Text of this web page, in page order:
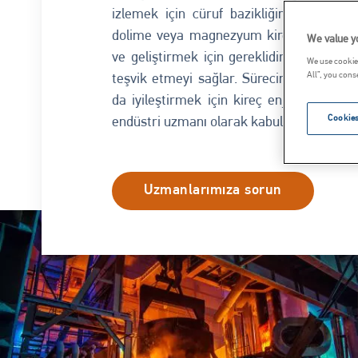
izlemek için cüruf bazikliğini ve cüruf
dolime veya magnezyum kireç ilavesi
ve geliştirmek için gereklidir ve ısı
teşvik etmeyi sağlar. Sürecin genel
da iyileştirmek için kireç enjeksiyonu
endüstri uzmanı olarak kabul
Uzmanlarımıza sorun
Resim
We value
We use
All”, you